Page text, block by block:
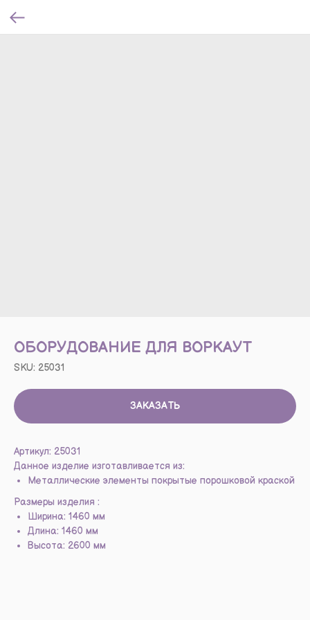
ОБОРУДОВАНИЕ ДЛЯ ВОРКАУТ
SKU: 25031
ЗАКАЗАТЬ
Артикул: 25031
Данное изделие изготавливается из:
Металлические элементы покрытые порошковой краской
Размеры изделия :
Ширина: 1460 мм
Длина: 1460 мм
Высота: 2600 мм